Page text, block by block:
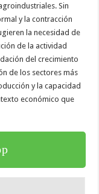
Sin
y la contracción
la necesidad de
de la actividad
del crecimiento
de los sectores más
y la capacidad
económico que